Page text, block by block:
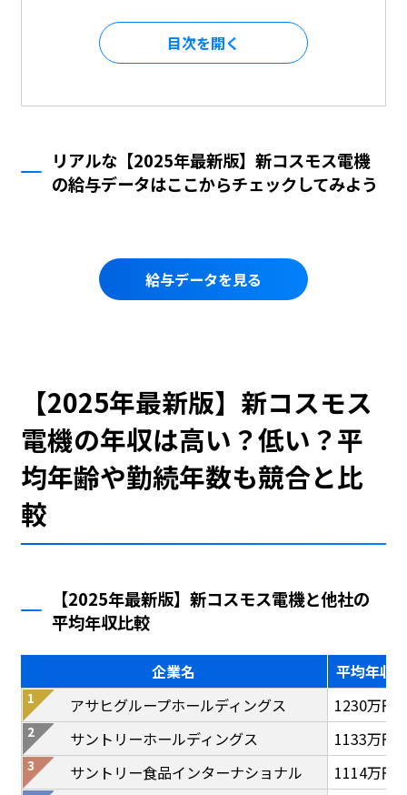
目次を
リアルな【2025年最新版】新コスモス電機
の給与データはここからチェックしてみよう
給与データを見る
【2025年最新版】新コスモス
電機の年収は高い？低い？平
均年齢や勤続年数も競合と比
較
【2025年最新版】新コスモス電機と他社の
平均年収比較
企業名
平均年収
アサヒグループホールディングス
1230万円
サントリーホールディングス
1133万円
サントリー食品インターナショナル
1114万円